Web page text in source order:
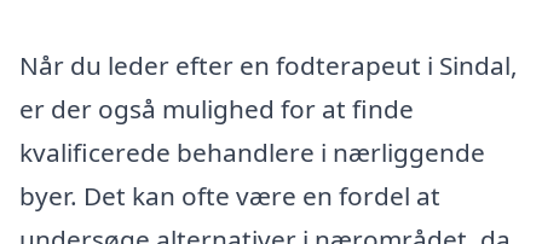
Når du leder efter en fodterapeut i Sindal,
er der også mulighed for at finde
kvalificerede behandlere i nærliggende
byer. Det kan ofte være en fordel at